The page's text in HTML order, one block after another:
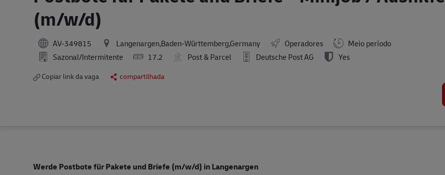
(m/w/d)
AV-349815 Langenargen,Baden-Württemberg,Germany Operadores
Meio período
Sazonal/Intermitente
17.2 Post & Parcel Deutsche Post AG Yes
Copiar link da vaga
compartilhada
Werde Postbote für Pakete und Briefe (m/w/d) in Langenargen